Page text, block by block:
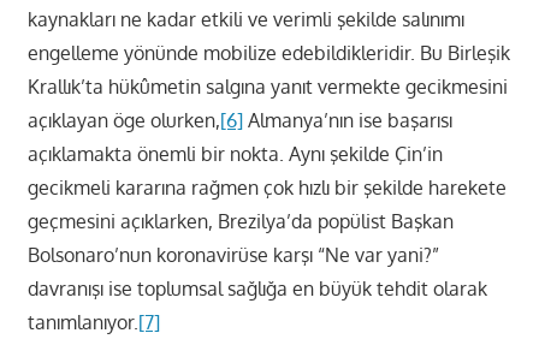
kaynakları ne kadar etkili ve verimli şekilde salınımı
engelleme yönünde mobilize edebildikleridir. Bu Birleşik
Krallık’ta hükûmetin salgına yanıt vermekte gecikmesini
açıklayan öge olurken,[6]Almanya’nın ise başarısı
açıklamakta önemli bir nokta. Aynı şekilde Çin’in
gecikmeli kararına rağmen çok hızlı bir şekilde harekete
geçmesini açıklarken, Brezilya’da popülist Başkan
Bolsonaro’nun koronavirüse karşı “Ne var yani?”
davranışı ise toplumsal sağlığa en büyük tehdit olarak
tanımlanıyor.[7]